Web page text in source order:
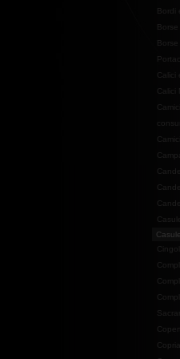
Bordi
Borse
Borse
Calici
Calici
Casule
Cingoli